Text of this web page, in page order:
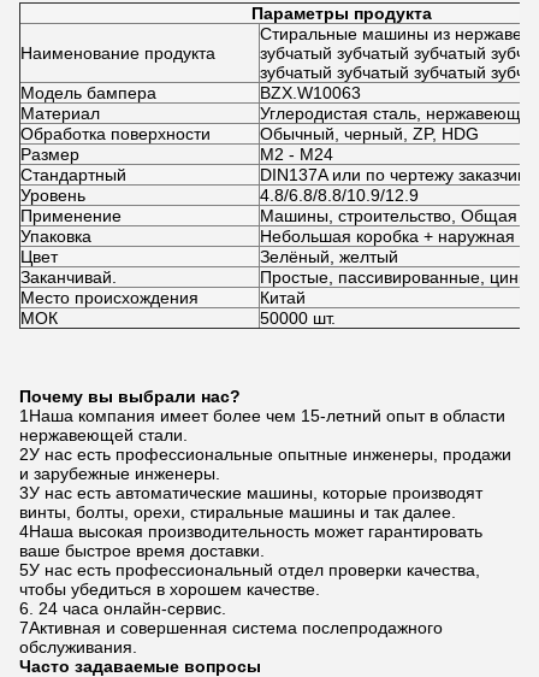
Параметры продукта
Наименование продукта
Стиральные машины из
зубчатый зубчатый зубчатый
зубчатый зубчатый зубчатый
Модель бампера
BZX.W10063
Материал
Углеродистая сталь,
Обработка поверхности
Обычный, черный, ZP, HDG
Размер
M2 - M24
Стандартный
DIN137A или по чертежу заказчика
Уровень
4.8/6.8/8.8/10.9/12.9
Применение
Машины, строительство, Общая
Упаковка
Небольшая коробка + наружная
Цвет
Зелёный, желтый
Заканчивай.
Простые, пассивированные,
Место происхождения
Китай
МОК
50000 шт.
Почему вы выбрали нас?
1Наша компания имеет более чем 15-летний опыт в области
нержавеющей стали.
2У нас есть профессиональные опытные инженеры, продажи
и зарубежные инженеры.
3У нас есть автоматические машины, которые производят
винты, болты, орехи, стиральные машины и так далее.
4Наша высокая производительность может гарантировать
ваше быстрое время доставки.
5У нас есть профессиональный отдел проверки качества,
чтобы убедиться в хорошем качестве.
6. 24 часа онлайн-сервис.
7Активная и совершенная система послепродажного
обслуживания.
Часто задаваемые вопросы